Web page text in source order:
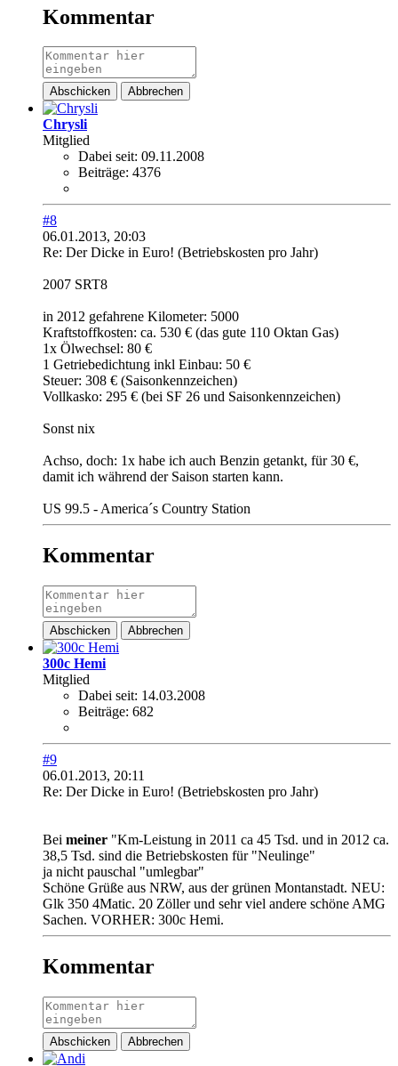
Kommentar
Abschicken Abbrechen
Chrysli
Mitglied
Dabei seit: 09.11.2008
Beiträge: 4376
#8
06.01.2013, 20:03
Re: Der Dicke in Euro! (Betriebskosten pro Jahr)
2007 SRT8
in 2012 gefahrene Kilometer: 5000
Kraftstoffkosten: ca. 530 € (das gute 110 Oktan Gas)
1x Ölwechsel: 80 €
1 Getriebedichtung inkl Einbau: 50 €
Steuer: 308 € (Saisonkennzeichen)
Vollkasko: 295 € (bei SF 26 und Saisonkennzeichen)
Sonst nix
Achso, doch: 1x habe ich auch Benzin getankt, für 30 €,
damit ich während der Saison starten kann.
US 99.5 - America´s Country Station
Kommentar
Abschicken Abbrechen
300c Hemi
Mitglied
Dabei seit: 14.03.2008
Beiträge: 682
#9
06.01.2013, 20:11
Re: Der Dicke in Euro! (Betriebskosten pro Jahr)
Bei meiner "Km-Leistung in 2011 ca 45 Tsd. und in 2012 ca.
38,5 Tsd. sind die Betriebskosten für "Neulinge"
ja nicht pauschal "umlegbar"
Schöne Grüße aus NRW, aus der grünen Montanstadt. NEU:
Glk 350 4Matic. 20 Zöller und sehr viel andere schöne AMG
Sachen. VORHER: 300c Hemi.
Kommentar
Abschicken Abbrechen